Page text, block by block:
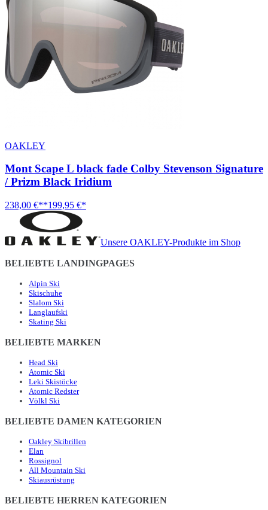
OAKLEY
Mont Scape L black fade Colby Stevenson Signature
/ Prizm Black Iridium
238,00 €**199,95 €*
Unsere OAKLEY-Produkte im Shop
BELIEBTE LANDINGPAGES
Alpin Ski
Skischuhe
Slalom Ski
Langlaufski
Skating Ski
BELIEBTE MARKEN
Head Ski
Atomic Ski
Leki Skistöcke
Atomic Redster
Völkl Ski
BELIEBTE DAMEN KATEGORIEN
Oakley Skibrillen
Elan
Rossignol
All Mountain Ski
Skiausrüstung
BELIEBTE HERREN KATEGORIEN